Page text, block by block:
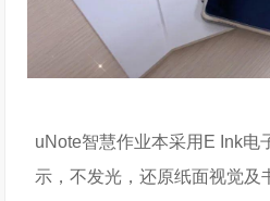
uNote智慧作业本采用E Ink电
示，不发光，还原纸面视觉及